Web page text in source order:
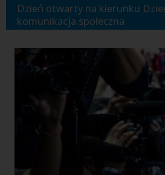
Dzień otwarty na kierunku
komunikacja społeczna